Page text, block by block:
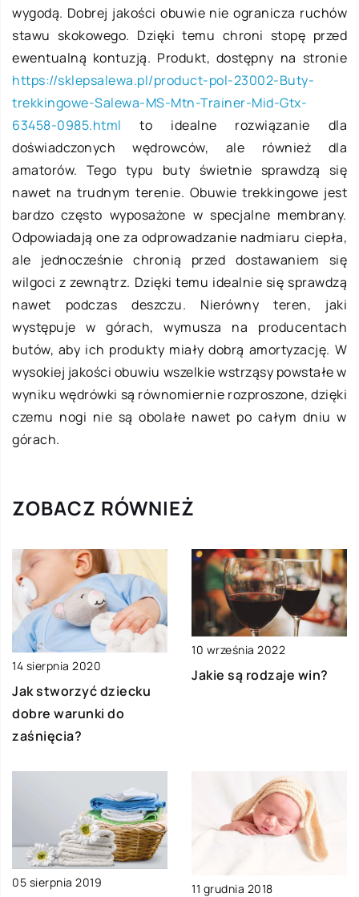
wygodą. Dobrej jakości obuwie nie ogranicza ruchów
stawu skokowego. Dzięki temu chroni stopę przed
ewentualną kontuzją. Produkt, dostępny na stronie
https://sklepsalewa.pl/product-pol-23002-Buty-
trekkingowe-Salewa-MS-Mtn-Trainer-Mid-Gtx-
63458-0985.html to idealne rozwiązanie dla
doświadczonych wędrowców, ale również dla
amatorów. Tego typu buty świetnie sprawdzą się
nawet na trudnym terenie. Obuwie trekkingowe jest
bardzo często wyposażone w specjalne membrany.
Odpowiadają one za odprowadzanie nadmiaru ciepła,
ale jednocześnie chronią przed dostawaniem się
wilgoci z zewnątrz. Dzięki temu idealnie się sprawdzą
nawet podczas deszczu. Nierówny teren, jaki
występuje w górach, wymusza na producentach
butów, aby ich produkty miały dobrą amortyzację. W
wysokiej jakości obuwiu wszelkie wstrząsy powstałe w
wyniku wędrówki są równomiernie rozproszone, dzięki
czemu nogi nie są obolałe nawet po całym dniu w
górach.
ZOBACZ RÓWNIEŻ
14 sierpnia 2020
Jak stworzyć dziecku
dobre warunki do
zaśnięcia?
10 września 2022
Jakie są rodzaje win?
05 sierpnia 2019 11 grudnia 2018